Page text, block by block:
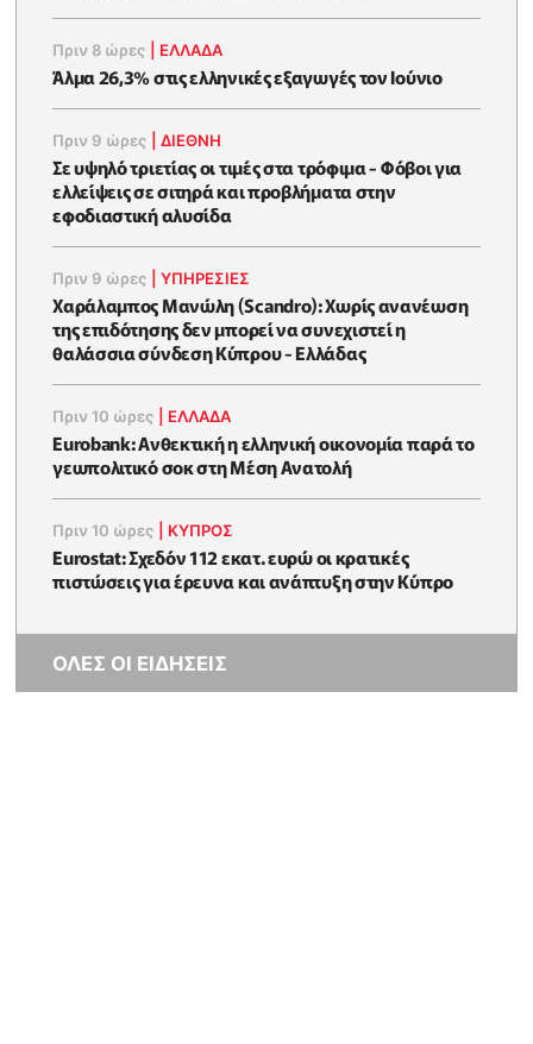
Πριν 8 ώρες ΕΛΛΆΔΑ
Άλμα 26,3% στις ελληνικές εξαγωγές τον Ιούνιο
Πριν 9 ώρες |ΔΙΕΘΝΗ
Σε υψηλό τριετίας οι τιμές στα τρόφιμα - Φόβοι για
ελλείψεις σε σιτηρά και προβλήματα στην
εφοδιαστική αλυσίδα
Πριν 9 ώρες |ΥΠΗΡΕΣΙΕΣ
Χαράλαμπος Μανώλη (Scandro): Χωρίς ανανέωση
της επιδότησης δεν μπορεί να συνεχιστεί η
θαλάσσια σύνδεση Κύπρου - Ελλάδας
Πριν 10 ώρες ΕΛΛΆΔΑ
Eurobank: Ανθεκτική η ελληνική οικονομία παρά το
γεωπολιτικό σοκ στη Μέση Ανατολή
Πριν 10 ώρες ΚΥΠΡΟΣ
Eurostat: Σχεδόν 112 εκατ. ευρώ οι κρατικές
πιστώσεις για έρευνα και ανάπτυξη στην Κύπρο
ΟΛΕΣ ΟΙ ΕΙΔΗΣΕΙΣ